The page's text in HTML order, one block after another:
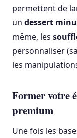
permettent de
un dessert
même, les
personnaliser
les
Former votre
premium
Une fois les